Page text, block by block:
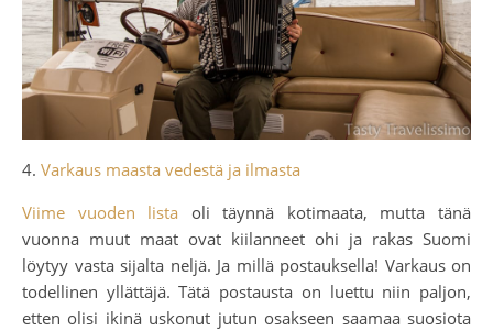
4. Varkaus maasta vedestä ja ilmasta
Viime vuoden lista oli täynnä kotimaata, mutta tänä
vuonna muut maat ovat kiilanneet ohi ja rakas Suomi
löytyy vasta sijalta neljä. Ja millä postauksella! Varkaus on
todellinen yllättäjä. Tätä postausta on luettu niin paljon,
etten olisi ikinä uskonut jutun osakseen saamaa suosiota